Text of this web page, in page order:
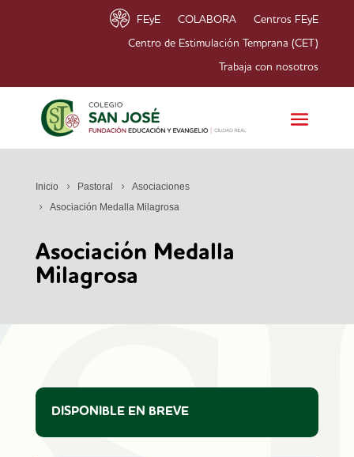
FEyE COLABORA Centros FEyE
Centro de Estimulación Temprana (CET)
Trabaja con nosotros
Inicio Pastoral
Asociaciones
Asociación Medalla Milagrosa
Asociación Medalla
Milagrosa
DISPONIBLE EN BREVE